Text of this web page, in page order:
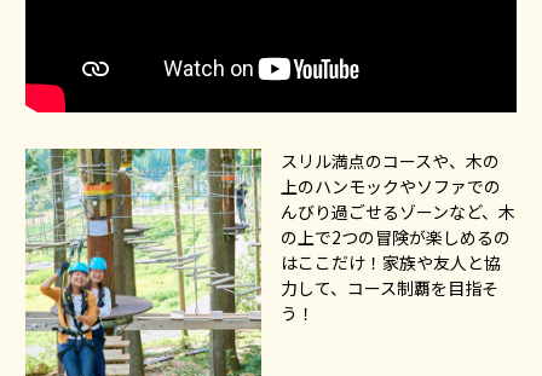
スリル満点のコースや、木の
上のハンモックやソファでの
んびり過ごせるゾーンなど、木
の上で2つの冒険が楽しめるの
はここだけ！家族や友人と協
力して、コース制覇を目指そ
う！